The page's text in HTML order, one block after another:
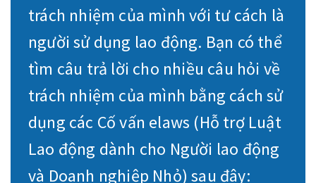
trách nhiệm của mình với tư cách là
người sử dụng lao động. Bạn có thể
tìm câu trả lời cho nhiều câu hỏi về
trách nhiệm của mình bằng cách sử
dụng các Cố vấn elaws (Hỗ trợ Luật
Lao động dành cho Người lao động
và Doanh nghiệp Nhỏ) sau đây: